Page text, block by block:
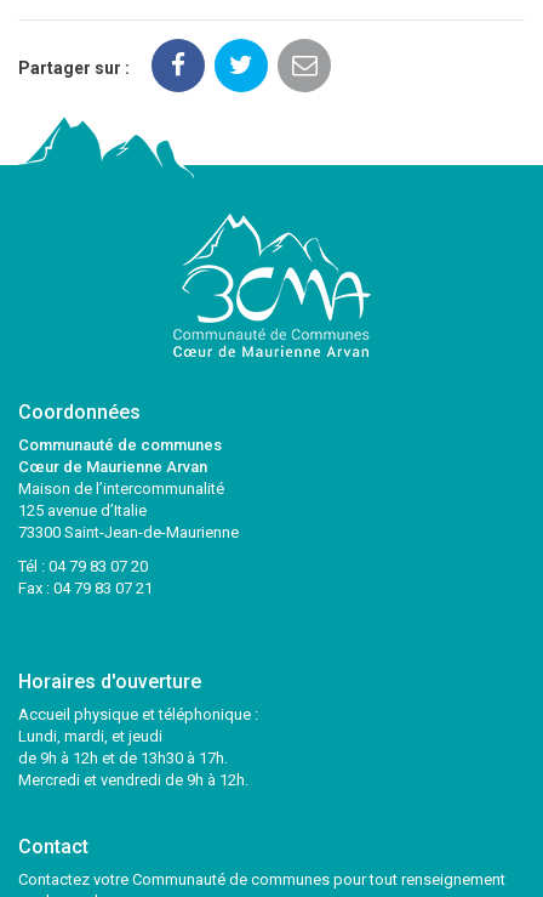
Partager sur :
Coordonnées
Communauté de communes
Cœur de Maurienne Arvan
Maison de l’intercommunalité
125 avenue d’Italie
73300 Saint-Jean-de-Maurienne
Tél : 04 79 83 07 20
Fax : 04 79 83 07 21
Horaires d'ouverture
Accueil physique et téléphonique :
Lundi, mardi, et jeudi
de 9h à 12h et de 13h30 à 17h.
Mercredi et vendredi de 9h à 12h.
Contact
Contactez votre Communauté de communes pour tout renseignement